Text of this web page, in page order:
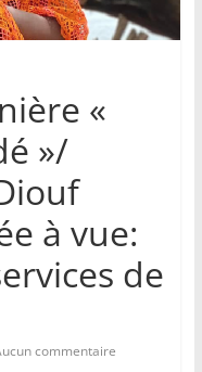
«
»/
à vue:
de
commentaire